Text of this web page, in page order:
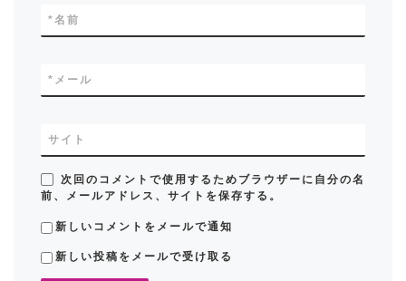
名前
*
メール
*
サイト
次回のコメントで使用するためブラウザーに自分の名
前、メールアドレス、サイトを保存する。
新しいコメントをメールで通知
新しい投稿をメールで受け取る